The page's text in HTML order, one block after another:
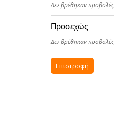
Δεν βρέθηκαν προβολές
Προσεχώς
Δεν βρέθηκαν προβολές
Επιστροφή